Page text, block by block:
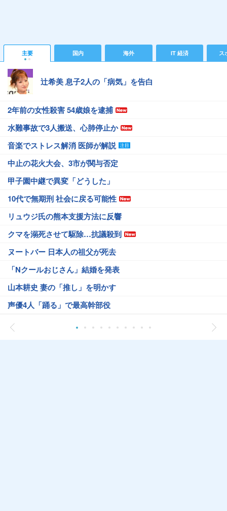
主要 国内 海外 IT 経済 ス
辻希美 息子2人の「病気」を告白
2年前の女性殺害 54歳娘を逮捕
水難事故で3人搬送、心肺停止か
音楽でストレス解消 医師が解説
中止の花火大会、3市が関与否定
甲子園中継で異変「どうした」
10代で無期刑 社会に戻る可能性
リュウジ氏の熊本支援方法に反響
クマを溺死させて駆除…抗議殺到
ヌートバー 日本人の祖父が死去
「Nクールおじさん」結婚を発表
山本耕史 妻の「推し」を明かす
声優4人「踊る」で最高幹部役